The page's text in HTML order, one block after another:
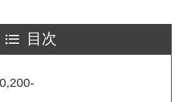
目次